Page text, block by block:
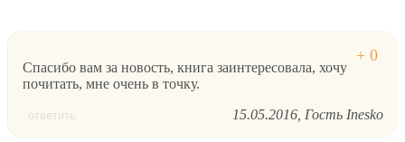
Спасибо вам за новость, книга заинтересовала, хочу
почитать, мне очень в точку.
ответить 15.05.2016 Гость Inesko